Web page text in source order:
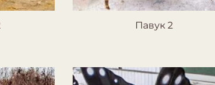
Павук 2